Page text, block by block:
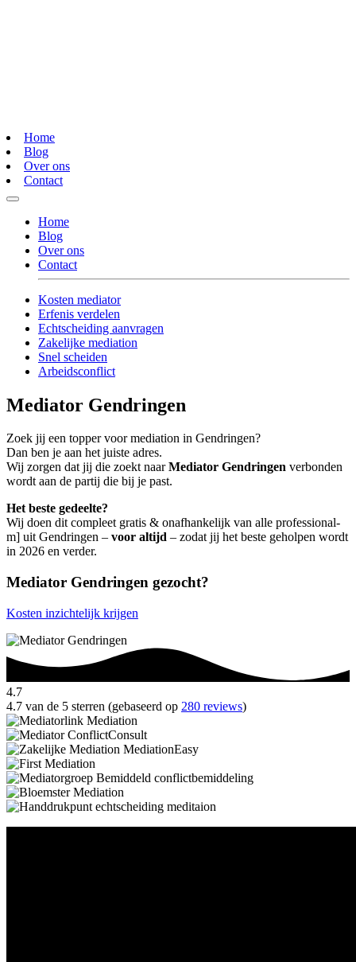
Home
Blog
Over ons
Contact
Home
Blog
Over ons
Contact
Kosten mediator
Erfenis verdelen
Echtscheiding aanvragen
Zakelijke mediation
Snel scheiden
Arbeidsconflict
Mediator Gendringen
Zoek jij een topper voor mediation in Gendringen?
Dan ben je aan het juiste adres.
Wij zorgen dat jij die zoekt naarMediator Gendringen verbonden
wordt aan de partij die bij je past.
Het beste gedeelte?
Wij doen dit compleet gratis & onafhankelijk van alle professional-
m] uit Gendringen – voor altijd – zodat jij het beste geholpen wordt
in 2026 en verder.
Mediator Gendringen gezocht?
Kosten inzichtelijk krijgen
4.7
4.7 van de 5 sterren (gebaseerd op 280 reviews)